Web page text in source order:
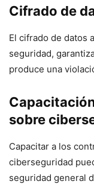
Cifrado de
El cifrado de⁢ datos
seguridad,
produce una
sobre
Capacitar a los‍
ciberseguridad​
seguridad general